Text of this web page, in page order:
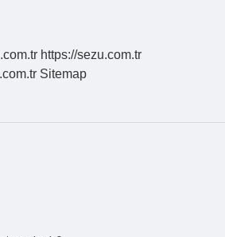
https://sezu.com.tr
Sitemap